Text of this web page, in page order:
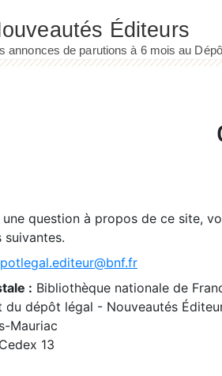
une question à propos de ce site,
suivantes.
: Bibliothèque nationale de
du dépôt légal - Nouveautés
Mauriac
13